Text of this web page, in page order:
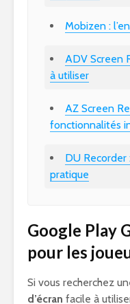
Mobizen :
ADV Screen
à utiliser
AZ Screen
fonctionnalités
DU Recorder
pratique
Google Play
pour les
Si vous recherchez
d’écran facile à